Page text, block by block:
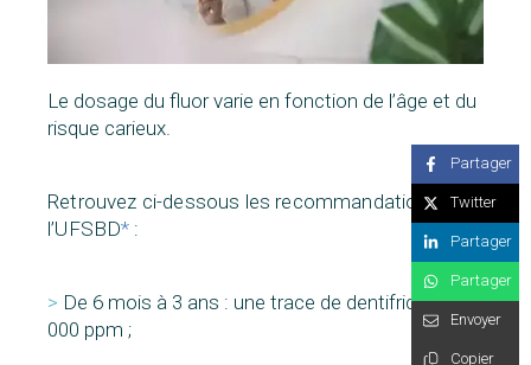
Le dosage du fluor varie en fonction de l’âge et du
risque carieux.
Retrouvez ci-dessous les recommandations de
l’UFSBD* :
> De 6 mois à 3 ans : une trace de dentifrice de 1
000 ppm ;
Partager
Twitter
Partager
Partager
Envoyer
Copier